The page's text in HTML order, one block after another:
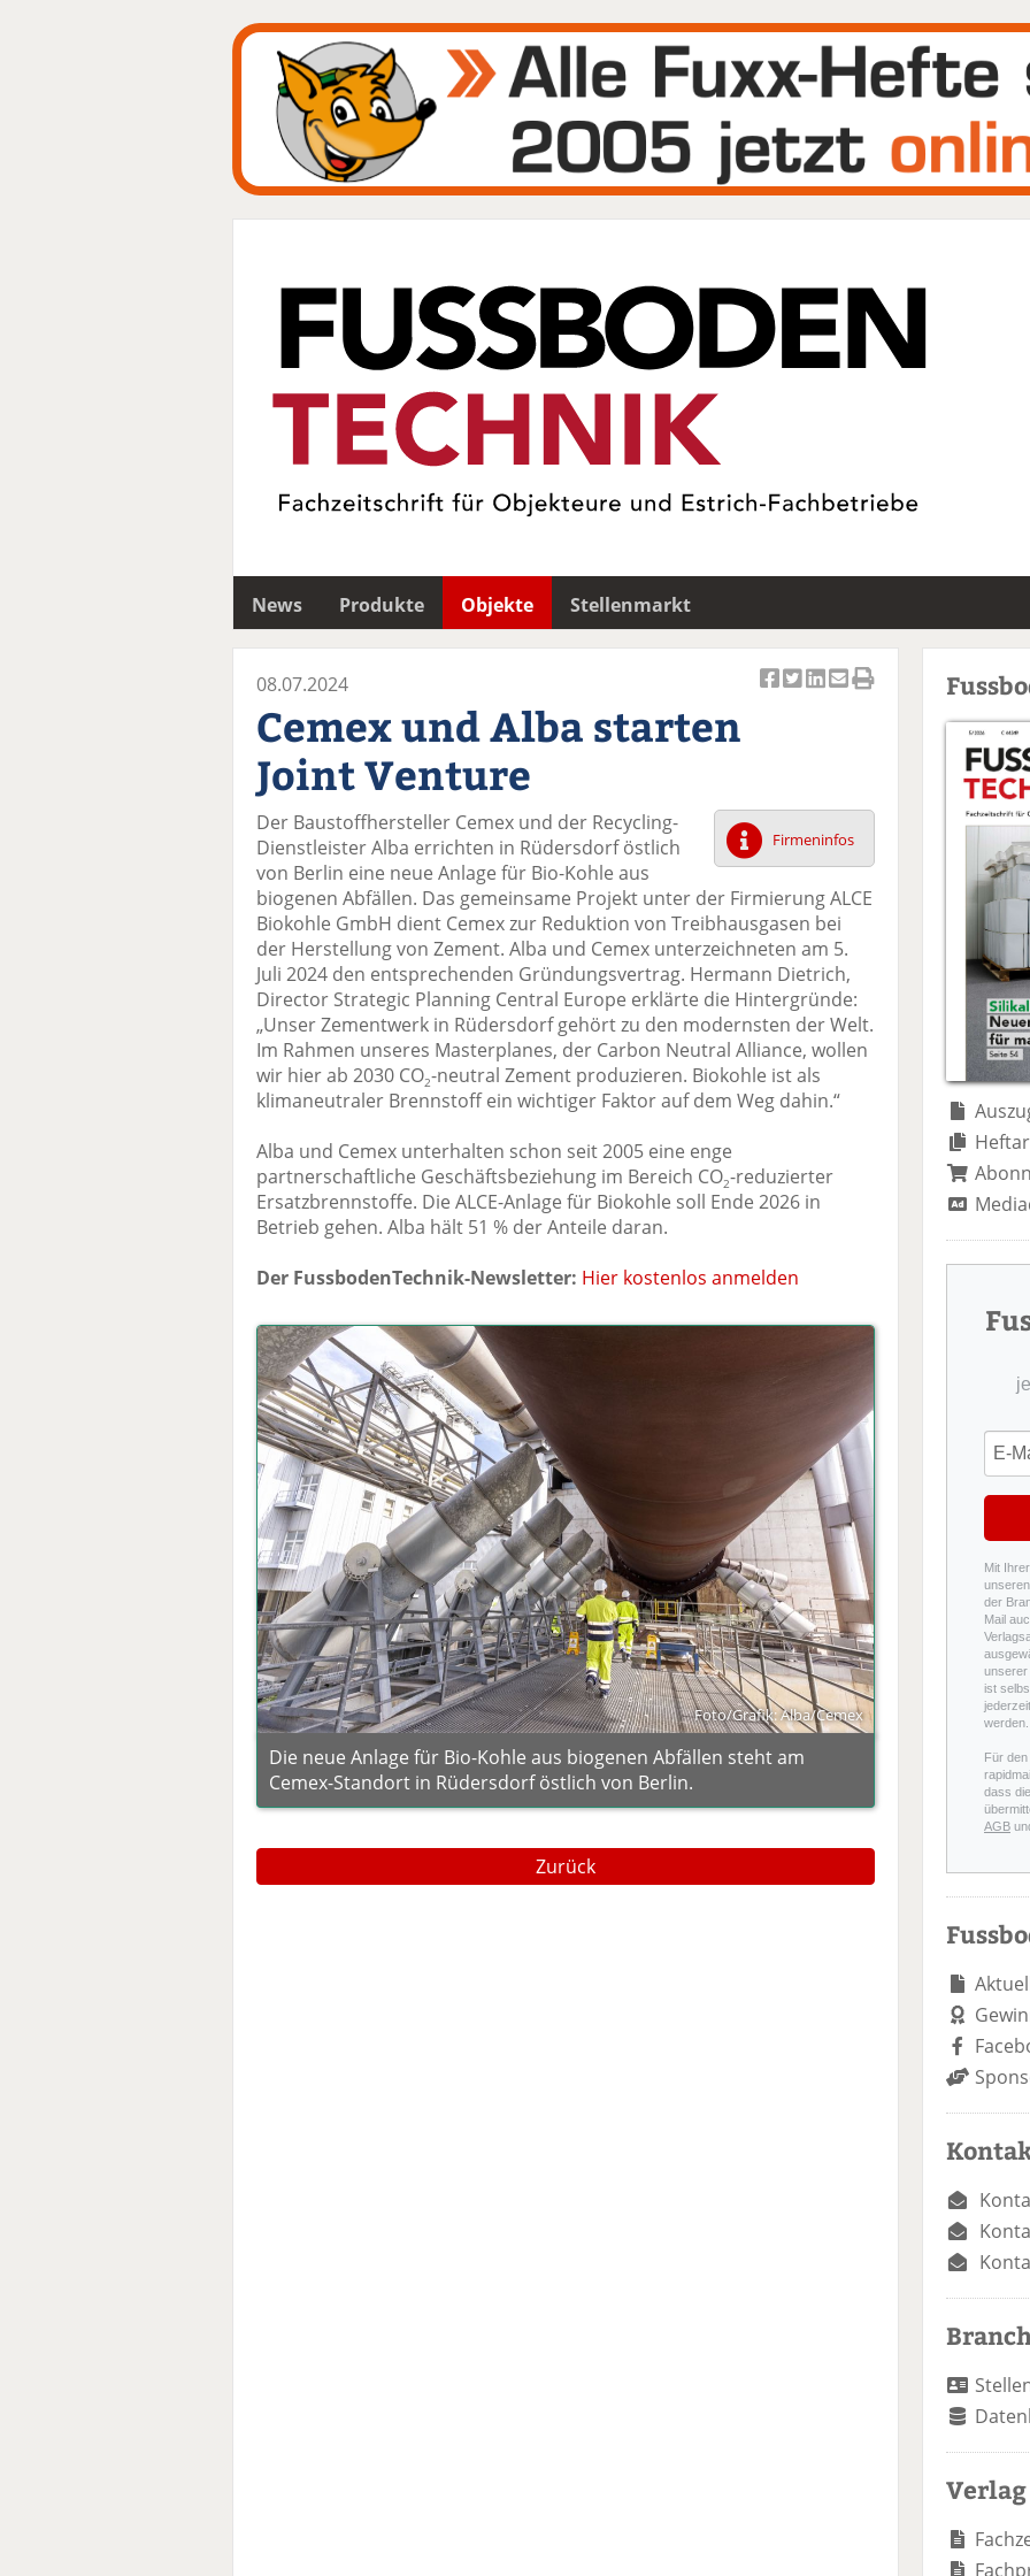
News Produkte Objekte
Stellenmarkt
a
uf
F
e
b
o
o
k
te
il
e
n
t
wi
tt
n
a
uf
Li
k
e
di
n
te
il
e
n
p
er
E
ai
l
v
er
se
n
d
n
D
ru
ck
n
08.07.2024
Cemex und Alba starten
Joint Venture
Firmeninfos
Der Baustoffhersteller Cemex und der Recycling-
Dienstleister Alba errichten in Rüdersdorf östlich
von Berlin eine neue Anlage für Bio-Kohle aus
biogenen Abfällen. Das gemeinsame Projekt unter der Firmierung ALCE
Biokohle GmbH dient Cemex zur Reduktion von Treibhausgasen bei
der Herstellung von Zement. Alba und Cemex unterzeichneten am 5.
Juli 2024 den entsprechenden Gründungsvertrag. Hermann Dietrich,
Director Strategic Planning Central Europe erklärte die Hintergründe:
„Unser Zementwerk in Rüdersdorf gehört zu den modernsten der Welt.
Im Rahmen unseres Masterplanes, der Carbon Neutral Alliance, wollen
wir hier ab 2030 CO2-neutral Zement produzieren. Biokohle ist als
klimaneutraler Brennstoff ein wichtiger Faktor auf dem Weg dahin.“
Alba und Cemex unterhalten schon seit 2005 eine enge
partnerschaftliche Geschäftsbeziehung im Bereich CO2-reduzierter
Ersatzbrennstoffe. Die ALCE-Anlage für Biokohle soll Ende 2026 in
Betrieb gehen. Alba hält 51 % der Anteile daran.
Der FussbodenTechnik-Newsletter: Hier kostenlos anmelden
Foto/Grafik: Alba/Cemex
Die neue Anlage für Bio-Kohle aus biogenen Abfällen steht am
Cemex-Standort in Rüdersdorf östlich von Berlin.
Zurück
Mit
der
Mail
unserer
ist
werden.
Für
dass
AGB
Verlag